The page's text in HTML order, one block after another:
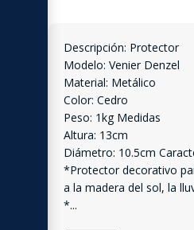
Descripción: Protector
Modelo: Venier Denzel
Material: Metálico
Color: Cedro
Peso: 1kg Medidas
Altura: 13cm
Diámetro: 10.5cm
*Protector decorativo
a la madera del sol, la
*...